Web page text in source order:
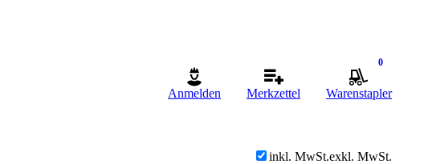
Anmelden Merkzettel
0
Warenstapler
inkl. MwSt.exkl. MwSt.